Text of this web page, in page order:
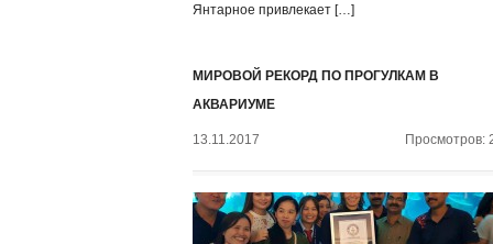
Янтарное привлекает […]
МИРОВОЙ РЕКОРД ПО ПРОГУЛКАМ В
АКВАРИУМЕ
13.11.2017 Просмотров: